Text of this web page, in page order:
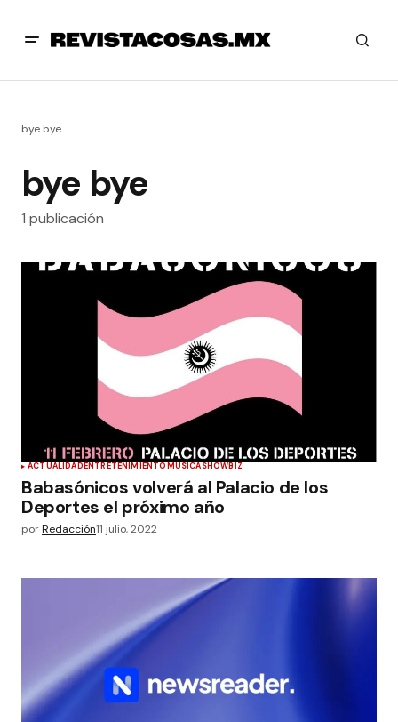
bye bye
bye bye
1 publicación
ACTUALIDADENTRETENIMIENTOMÚSICASHOWBIZ
Babasónicos volverá al Palacio de los
Deportes el próximo año
porRedacción11 julio, 2022